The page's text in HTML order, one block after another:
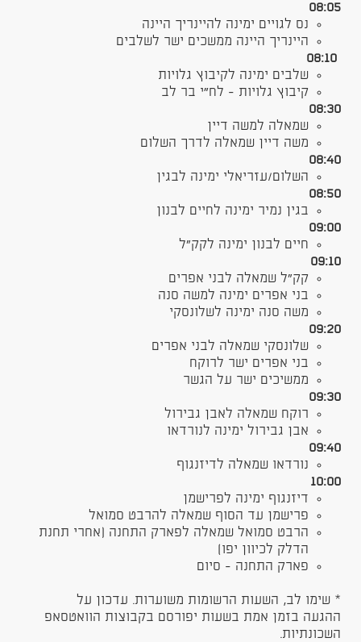
08:05
נס לגויים ימינה להיינריך היינה
היינריך היינה ממשכים ישר לשלבים
שלבים ימינה לקיבוץ גלויות
קיבוץ גלויות - לח״י בר לב​
08:30
שמאלה למשה דיין
משה דיין שמאלה לדרך השלום
08:40
השלום/עזריאלי ימינה לבגין
08:50
בגין נמיר ימינה לחיים לבנון
09:00​
חיים לבנון ימינה לקק"ל
09:10
קק"ל שמאלה לבני אפרים
בני אפרים ימינה למשה סנה
משה סנה ימינה לשלונסקי
09:20
שלונסקי שמאלה לבני אפרים
בני אפרים ישר לרוקח
ממשיכים ישר על הגשר
09:30
רוקח שמאלה לאבן גבירול
אבן גבירול ימינה לנורדאו
09:40
נורדא​ו שמאלה לדיזנגוף
10:00
דיזנגוף ימינה לפרישמן
פרישמן עד הסוף שמאלה להרבט סמואל
הרבט סמואל שמאלה לפארק התחנה (אחרי תחנת
הדלק לכיוון יפו)
פארק התחנה - סיום
* שימו לב, השעות הרשומות משוערות. עדכון על
ההגעה בזמן אמת בשעות​ יפורסם בקבוצות הוואטסאפ
השכונתיות.